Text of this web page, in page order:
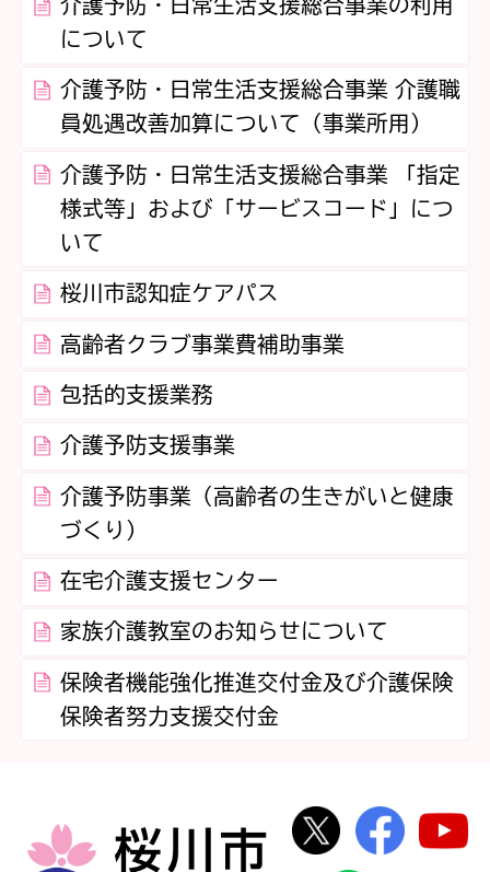
介護予防・日常生活支援総合事業の利用
について
介護予防・日常生活支援総合事業 介護職
員処遇改善加算について（事業所用）
介護予防・日常生活支援総合事業 「指定
様式等」および「サービスコード」につ
いて
桜川市認知症ケアパス
高齢者クラブ事業費補助事業
包括的支援業務
介護予防支援事業
介護予防事業（高齢者の生きがいと健康
づくり）
在宅介護支援センター
家族介護教室のお知らせについて
保険者機能強化推進交付金及び介護保険
保険者努力支援交付金
桜川市
桜川市公式
桜川